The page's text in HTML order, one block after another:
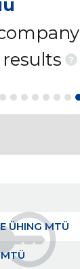
?
ÜHING MTÜ